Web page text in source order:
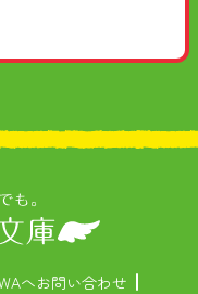
へお問い合わせ